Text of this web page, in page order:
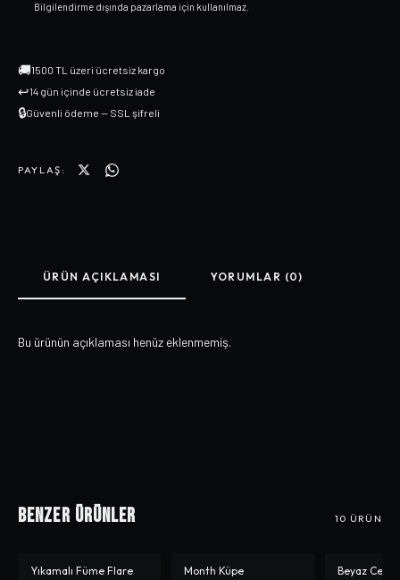
Bilgilendirme dışında pazarlama için kullanılmaz.
🚚1500 TL üzeri ücretsiz kargo
↩14 gün içinde ücretsiz iade
🔒Güvenli ödeme — SSL şifreli
PAYLAŞ:
ÜRÜN AÇIKLAMASI YORUMLAR (0)
Bu ürünün açıklaması henüz eklenmemiş.
Benzer Ürünler 10 ÜRÜN
-%40
Yıkamalı Füme Flare
Month Küpe -%11
Beyaz Cep